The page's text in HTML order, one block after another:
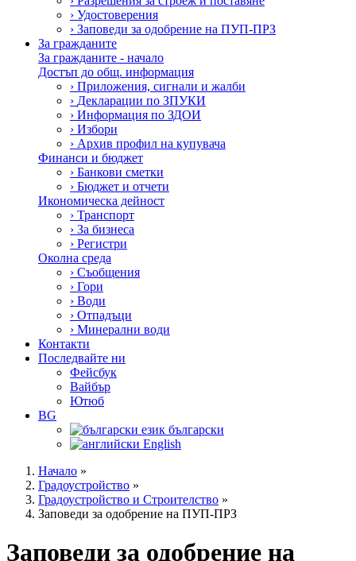
› Удостоверения
› Заповеди за одобрение на ПУП-ПРЗ
За гражданите
За гражданите - начало
Достъп до общ. информация
› Приложения, сигнали и жалби
› Декларации по ЗПУКИ
› Информация по ЗДОИ
› Избори
› Архив профил на купувача
Финанси и бюджет
› Банкови сметки
› Бюджет и отчети
Икономическа дейност
› Транспорт
› За бизнеса
› Регистри
Околна среда
› Съобщения
› Гори
› Води
› Отпадъци
› Минерални води
Контакти
Последвайте ни
Фейсбук
Вайбър
Ютюб
BG
български
English
Начало »
Градоустройство »
Градоустройство и Строителство »
Заповеди за одобрение на ПУП-ПРЗ
Заповеди за одобрение на